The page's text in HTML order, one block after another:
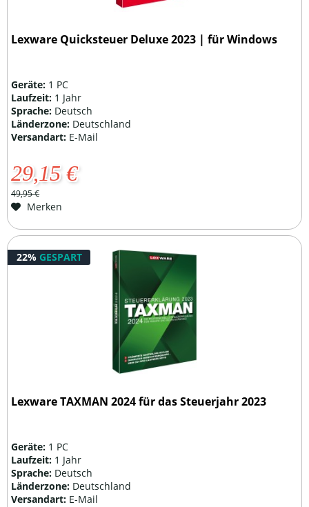
Lexware Quicksteuer Deluxe 2023 | für Windows
Geräte: 1 PC
Laufzeit: 1 Jahr
Sprache: Deutsch
Länderzone: Deutschland
Versandart: E-Mail
29,15 €
49,95 €
Merken
22% GESPART
Lexware TAXMAN 2024 für das Steuerjahr 2023
Geräte: 1 PC
Laufzeit: 1 Jahr
Sprache: Deutsch
Länderzone: Deutschland
Versandart: E-Mail